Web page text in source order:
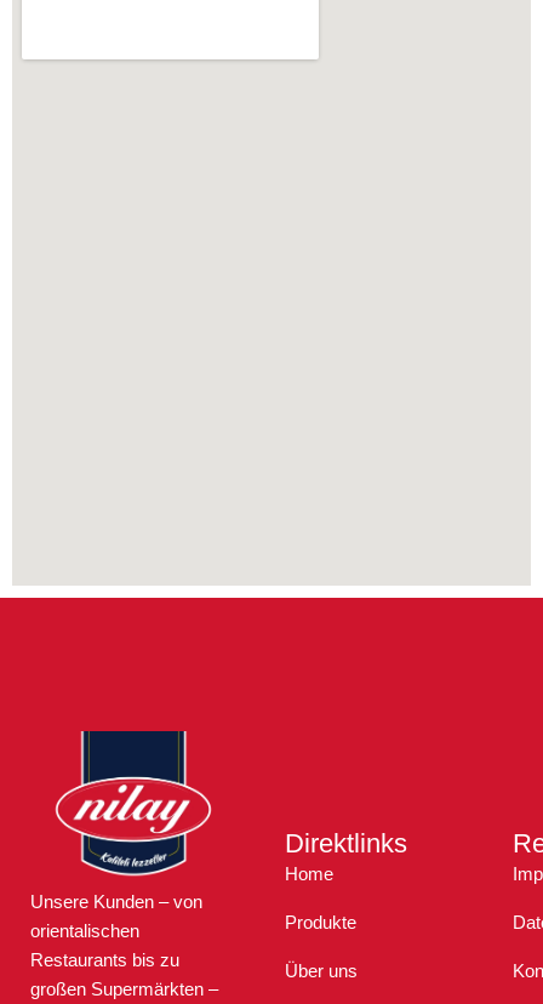
Unsere Kunden – von
orientalischen
Restaurants bis zu
großen Supermärkten –
Direktlinks
Home
Produkte
Über uns